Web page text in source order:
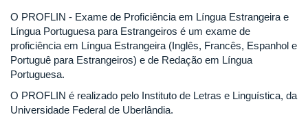
O PROFLIN - Exame de Proficiência em Língua Estrangeira e
Língua Portuguesa para Estrangeiros é um exame de
proficiência em Língua Estrangeira (Inglês, Francês, Espanhol e
Portuguê para Estrangeiros) e de Redação em Língua
Portuguesa.
O PROFLIN é realizado pelo Instituto de Letras e Linguística, da
Universidade Federal de Uberlândia.